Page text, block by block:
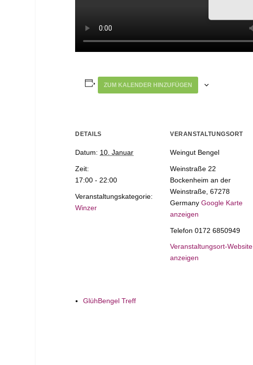
ZUM KALENDER HINZUFÜGEN
DETAILS
Datum: 10. Januar
Zeit:
17:00 - 22:00
Veranstaltungskategorie:
Winzer
VERANSTALTUNGSORT
Weingut Bengel
Weinstraße 22
Bockenheim an der
Weinstraße 67278
Germany Google Karte
anzeigen
Telefon 0172 6850949
Veranstaltungsort-Website
anzeigen
GlühBengel Treff